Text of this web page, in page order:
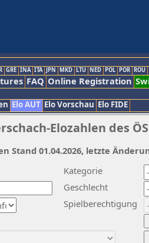
GRE INA ITA JPN MKD LTU NED POL POR ROU
FAQ Online Registration
Elo AUT Elo Vorschau Elo FIDE
Elozahlen des
Kategorie
Geschlecht
Spielberechtigung
Stand 01.04.2026, letzte